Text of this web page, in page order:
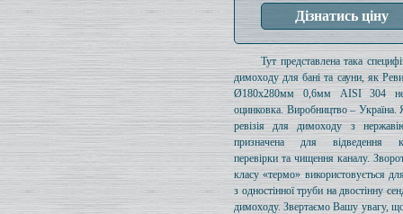
Тут представлена ​​така
димоходу для бані та сауни, як
Ø180x280мм 0,6мм AISI 304
оцинковка. Виробництво – Україна.
ревізія для димоходу з
призначена для відведення
перевірки та чищення каналу.
класу «термо» використовується
з одностінної труби на двостінну
димоходу. Звертаємо Вашу увагу,